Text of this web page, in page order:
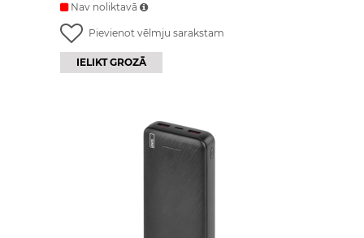
Nav noliktavā
Pievienot vēlmju sarakstam
IELIKT GROZĀ